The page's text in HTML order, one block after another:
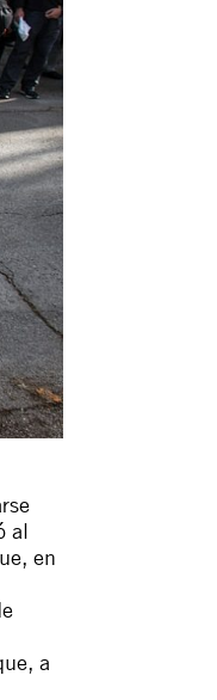
al
en
a